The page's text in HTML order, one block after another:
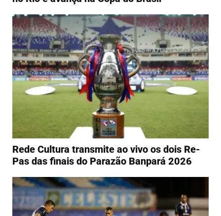
Rede Cultura transmite ao vivo os dois Re-
Pas das finais do Parazão Banpará 2026